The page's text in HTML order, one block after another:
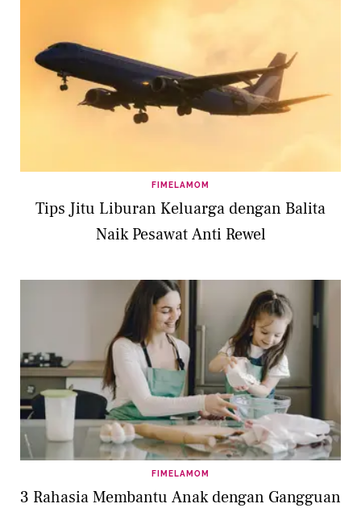
FIMELAMOM
Tips Jitu Liburan Keluarga dengan Balita
Naik Pesawat Anti Rewel
FIMELAMOM
3 Rahasia Membantu Anak dengan Gangguan